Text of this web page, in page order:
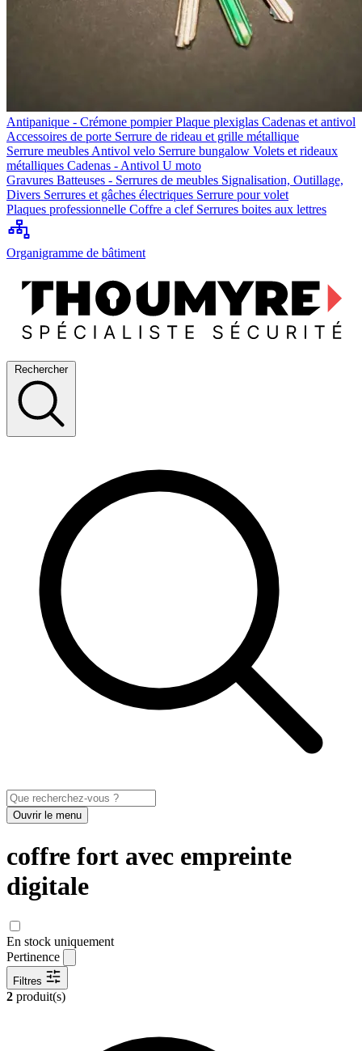
Antipanique - Crémone pompierPlaque plexiglas Cadenas et antivol
Accessoires de porte Serrure de rideau et grille métallique
Serrure meubles Antivol velo Serrure bungalow Volets et rideaux
métalliques Cadenas - Antivol U moto
Gravures Batteuses - Serrures de meubles Signalisation, Outillage,
Divers Serrures et gâches électriques Serrure pour volet
Plaques professionnelle Coffre a clef Serrures boites aux lettres
Organigramme de bâtiment
Rechercher
Ouvrir le menu
coffre fort avec empreinte
digitale
En stock uniquement
Pertinence
Filtres
2 produit(s)